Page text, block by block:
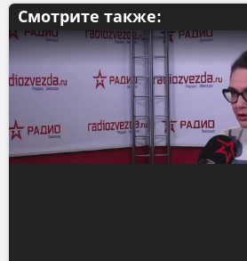
Смотрите также: